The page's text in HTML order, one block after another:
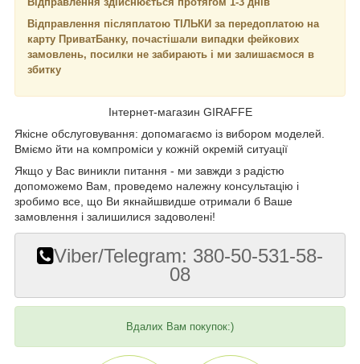
Відправлення післяплатою ТІЛЬКИ за передоплатою на
карту ПриватБанку, почастішали випадки фейкових
замовлень, посилки не забирають і ми залишаємося в
збитку
Інтернет-магазин GIRAFFE
Якісне обслуговування: допомагаємо із вибором моделей.
Вміємо йти на компроміси у кожній окремій ситуації
Якщо у Вас виникли питання - ми завжди з радістю
допоможемо Вам, проведемо належну консультацію і
зробимо все, що Ви якнайшвидше отримали б Ваше
замовлення і залишилися задоволені!
Viber/Telegram: 380-50-531-58-
08
Вдалих Вам покупок:)